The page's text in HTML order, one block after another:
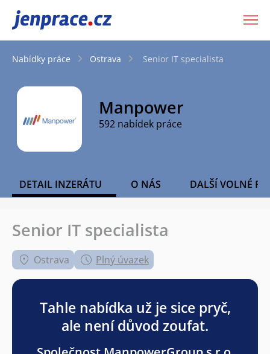
JenPráce.cz
Nabídky práce Ostrava Senior IT specialista
Manpower
592 nabídek práce
DETAIL INZERÁTU O NÁS DALŠÍ VOLNÉ
Senior IT specialista
Ostrava Plný úvazek
Tahle nabídka už je sice pryč,
ale není důvod zoufat.